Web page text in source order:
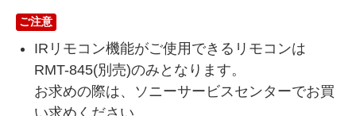
ご注意
IRリモコン機能がご使用できるリモコンは
RMT-845(別売)のみとなります。
お求めの際は、ソニーサービスセンターでお買